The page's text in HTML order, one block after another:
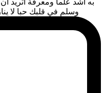
به اشد علما ومعرفة اتريد
وسلم في قلبك حبا لا